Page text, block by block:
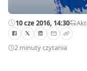
10 cze 2016, 14:30—
2 minuty czytania